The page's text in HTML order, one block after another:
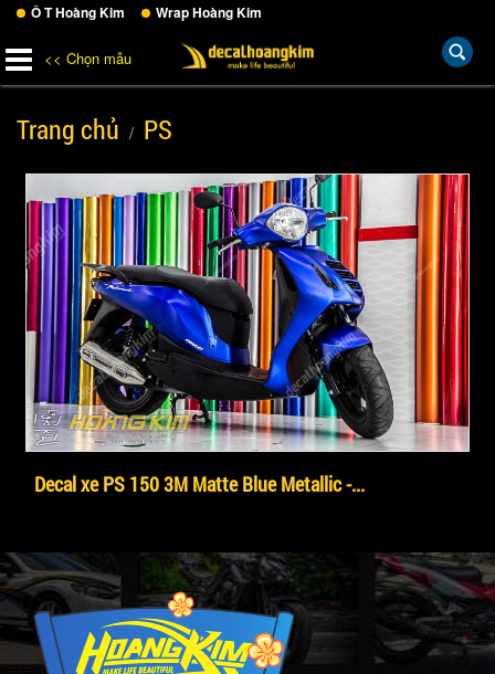
Ô T Hoàng Kim Wrap Hoàng Kim
<< Chọn mẫu
Trang chủ PS
Decal xe PS 150 3M Matte Blue Metallic -...